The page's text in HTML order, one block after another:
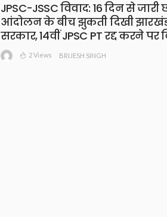
JPSC-JSSC विवाद: 16 दिन से जारी
आंदोलन के बीच झुकती दिखी
सरकार, 14वीं JPSC PT रद्द करने पर
2 Views BRIJESH SINGH